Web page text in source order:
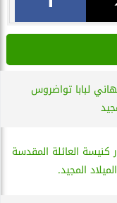
لبابا تواضروس
كنيسة العائلة المقدسة
المجيد.